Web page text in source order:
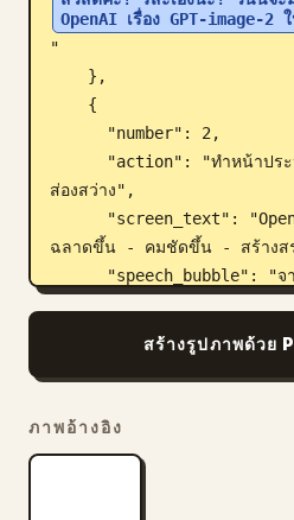
OpenAI เรื่อง GPT-image-2
"
ส่องสว่าง",
"screen_text":
ฉลาดขึ้น - คมชัดขึ้น - สร้างส
      "action": "ชี้ไปที่ป้ายร้านกาแฟ",
สร้างรูปภาพด้วย
ภาพอ้างอิง